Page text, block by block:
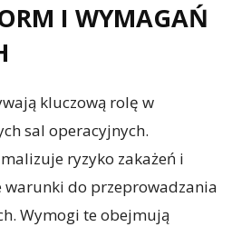
I WYMAGAŃ
kluczową rolę w
sal operacyjnych.
ryzyko zakażeń i
do przeprowadzania
Wymogi te obejmują